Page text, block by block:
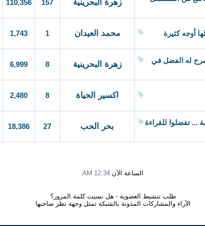
زهرة البحرينية 157
110,356
أوجه كثيرة محمد العيدان 1
1,743
له الفضل في
زهرة البحرينية 8
6,999
اكسير الحياة 8
2,480
... تفضلوا للقراءة بحر الحب 27
18,386
الساعة الآن 12:34 AM
طلب تنشيط العضوية - هل نسيت كلمة المرور؟
الآراء والمشاركات المدونة بالشبكة تمثل وجهة نظر صاحبها